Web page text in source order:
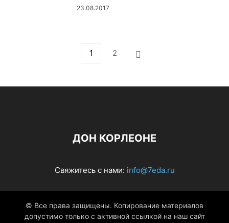
23.08.2017
1 2
ДОН КОРЛЕОНЕ
Свяжитесь с нами: info@7eda.ru
© Все права защищены. Копирование материалов
допустимо только с активной ссылкой на наш сайт